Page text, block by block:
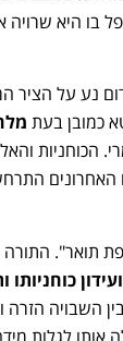
בו היא
נע על הציר
כמובן בעת
הכוחניות
האחרונים
תואר".
כוחניותו
השבויה
אותו לגלות